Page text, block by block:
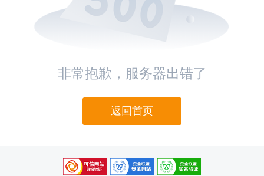
非常抱歉，服务器出错了
返回首页